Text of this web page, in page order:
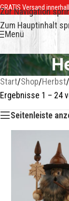
Zur Navigation
Zum Hauptinhalt
GRATIS Versand
Menü
Start/Shop/Herbst/
Ergebnisse 1 – 24
Seitenleiste